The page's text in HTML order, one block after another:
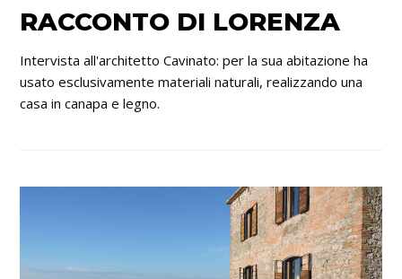
RACCONTO DI LORENZA
Intervista all'architetto Cavinato: per la sua abitazione ha
usato esclusivamente materiali naturali, realizzando una
casa in canapa e legno.